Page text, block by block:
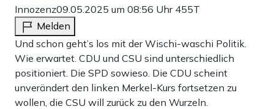
Innozenz09.05.2025 um 08:56 Uhr 455T
Melden
Und schon geht’s los mit der Wischi-waschi Politik.
Wie erwartet. CDU und CSU sind unterschiedlich
positioniert. Die SPD sowieso. Die CDU scheint
unverändert den linken Merkel-Kurs fortsetzen zu
wollen, die CSU will zurück zu den Wurzeln.